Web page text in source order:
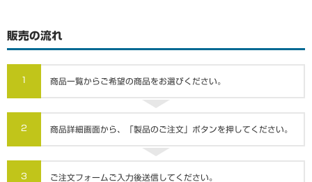
販売の流れ
1 商品一覧からご希望の商品をお選びください。
2 商品詳細画面から、「製品のご注文」ボタンを押してください。
3 ご注文フォームご入力後送信してください。